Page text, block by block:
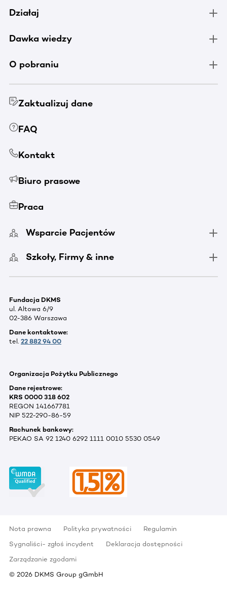
Działaj
Dawka wiedzy
O pobraniu
Zaktualizuj dane
FAQ
Kontakt
Biuro prasowe
Praca
Wsparcie Pacjentów
Szkoły, Firmy & inne
Fundacja DKMS
ul. Altowa 6/9
02-386 Warszawa
Dane kontaktowe:
tel. 22 882 94 00
Organizacja Pożytku Publicznego
Dane rejestrowe:
KRS 0000 318 602
REGON 141667781
NIP 522-290-86-59
Rachunek bankowy:
PEKAO SA 92 1240 6292 1111 0010 5530 0549
Nota prawna Polityka prywatności
Regulamin
Sygnaliści- zgłoś incydent
Deklaracja dostępności
Zarządzanie zgodami
© 2026 DKMS Group gGmbH